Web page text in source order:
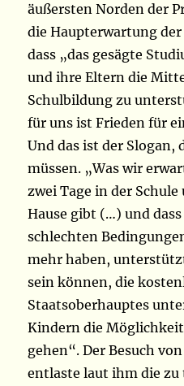
äußersten Norden der
die Haupterwartung
dass „das gesägte
und ihre Eltern die
Schulbildung zu
für uns ist Frieden für
Und das ist der Slogan,
müssen. „Was wir
zwei Tage in der
Hause gibt (…) und
schlechten
mehr haben,
sein können, die
Staatsoberhauptes
Kindern die
gehen“. Der Besuch
entlaste laut ihm die